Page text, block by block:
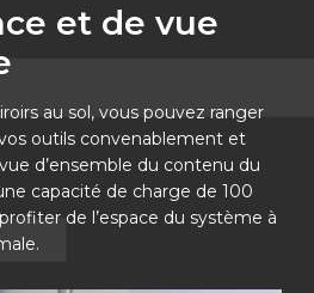
et de vue
au sol, vous pouvez ranger
outils convenablement et
d’ensemble du contenu du
capacité de charge de 100
de l’espace du système à